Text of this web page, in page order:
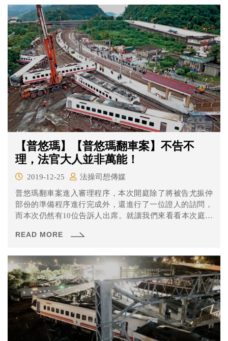
職權。
【普悠瑪】【普悠瑪翻車案】不告不
理，法官大人並非萬能！
2019-12-25
法操司想傳媒
普悠瑪翻車案進入審理程序，本次開庭除了將被告尤振仲
部份的準備程序進行完成外，還進行了一位證人的詰問，
而本次仍然有10位告訴人出席。就讓我們來看看本次庭期
READ MORE